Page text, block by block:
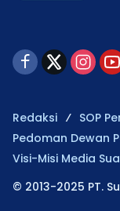
Redaksi
SOP
Pedoman Dewan
Visi-Misi Media
© 2013-2025 PT.